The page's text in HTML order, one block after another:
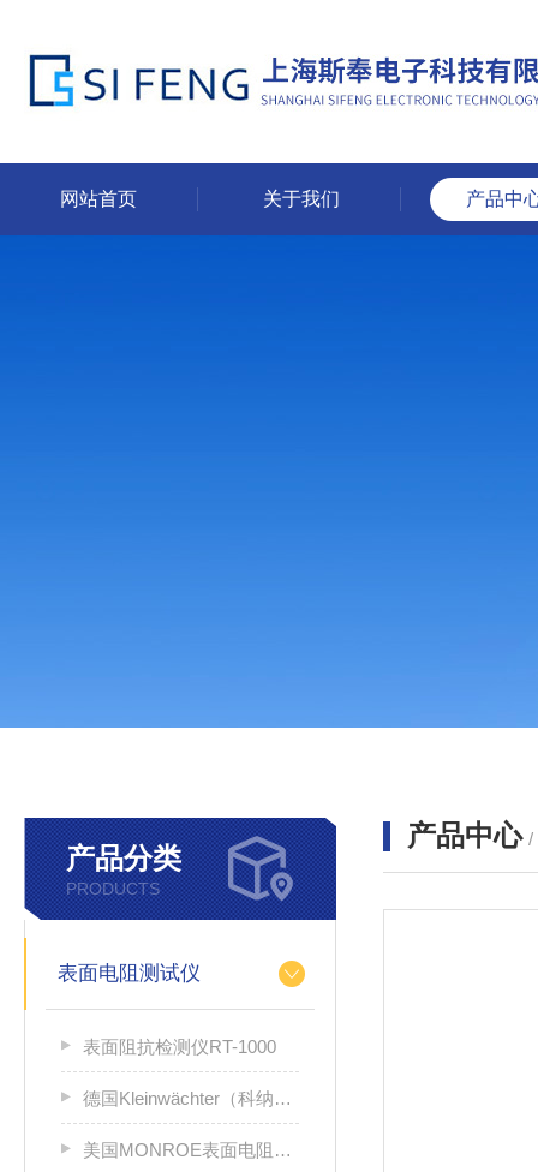
网站首页 关于我们 产品中
产品分类
PRODUCTS
表面电阻测试仪
表面阻抗检测仪RT-1000
德国Kleinwächter（科纳沃茨特）
美国MONROE表面电阻测试仪
产品中心 /